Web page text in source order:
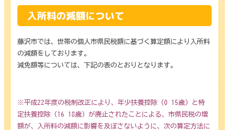
入所料の減額について
藤沢市では、世帯の個人市県民税額に基づく算定額により入所料
の減額をしております。
減免額等については、下記の表のとおりとなります。
※平成22年度の税制改正により、年少扶養控除（0-15歳）と特
定扶養控除（16-18歳）が廃止されたことによる、市県民税の増
額が、入所料の減額に影響を及ぼさないように、次の算定方法に